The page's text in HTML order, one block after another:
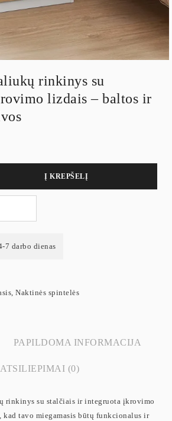
rinkinys su
lizdais – baltos ir
Į KREPŠELĮ
7 darbo dienas
, Naktinės spintelės
PAPILDOMA INFORMACIJA
ATSILIEPIMAI (0)
rinkinys su stalčiais ir integruota įkrovimo
kad tavo miegamasis būtų funkcionalus ir